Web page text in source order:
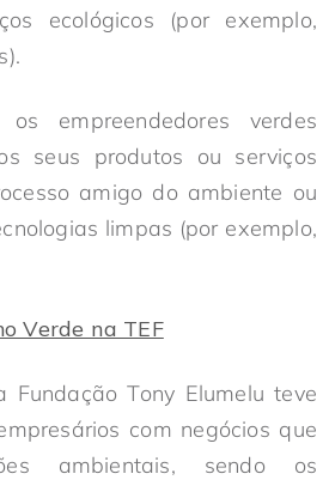
ecológicos (por exemplo,
os empreendedores verdes
seus produtos ou serviços
amigo do ambiente ou
limpas (por exemplo,
Verde na TEF
Fundação Tony Elumelu teve
com negócios que
ambientais, sendo os